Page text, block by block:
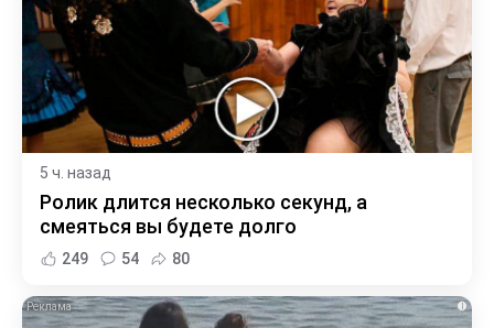
5 ч. назад
Ролик длится несколько секунд, а
смеяться вы будете долго
249 54 80
i